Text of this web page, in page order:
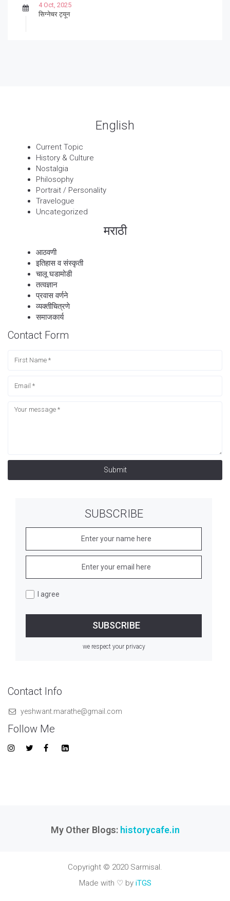
4 Oct, 2025
सिग्नेचर ट्यून
English
Current Topic
History & Culture
Nostalgia
Philosophy
Portrait / Personality
Travelogue
Uncategorized
मराठी
आठवणी
इतिहास व संस्कृती
चालू घडामोडी
तत्वज्ञान
प्रवास वर्णने
व्यक्तीचित्रणे
समाजकार्य
Contact Form
Submit
SUBSCRIBE
I agree
we respect your privacy
Contact Info
yeshwant.marathe@gmail.com
Follow Me
My Other Blogs: historycafe.in
Copyright © 2020 Sarmisal.
Made with ♡ by iTGS